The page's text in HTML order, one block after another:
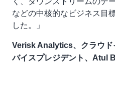
などの中核的なビジネス目
した。」
Verisk Analytics、クラウド
バイスプレジデント、Atul